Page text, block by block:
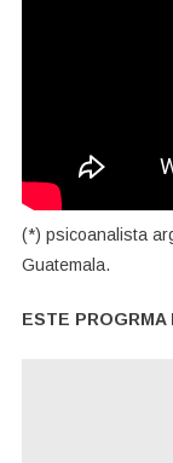
(*) psicoanalista
Guatemala.
ESTE PROGRMA